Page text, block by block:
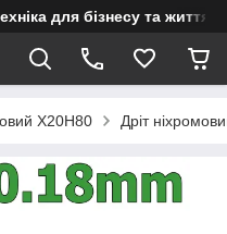
для бізнесу та життя
Х20Н80 Дріт